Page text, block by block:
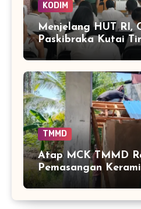
KODIM
Menjelang HUT RI,
Paskibraka Kutai
Wawasan
TMMD
Atap MCK TMMD
Pemasangan
Sentuhan Akhir